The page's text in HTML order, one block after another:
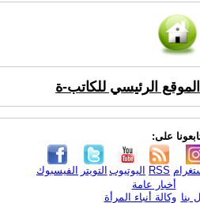
الموقع الرئيسي للكاتب-ة
على:
الفيسبوك التويتر اليوتيوب RSS
بنا
أخبار عامة
وكالة أنباء المرأة